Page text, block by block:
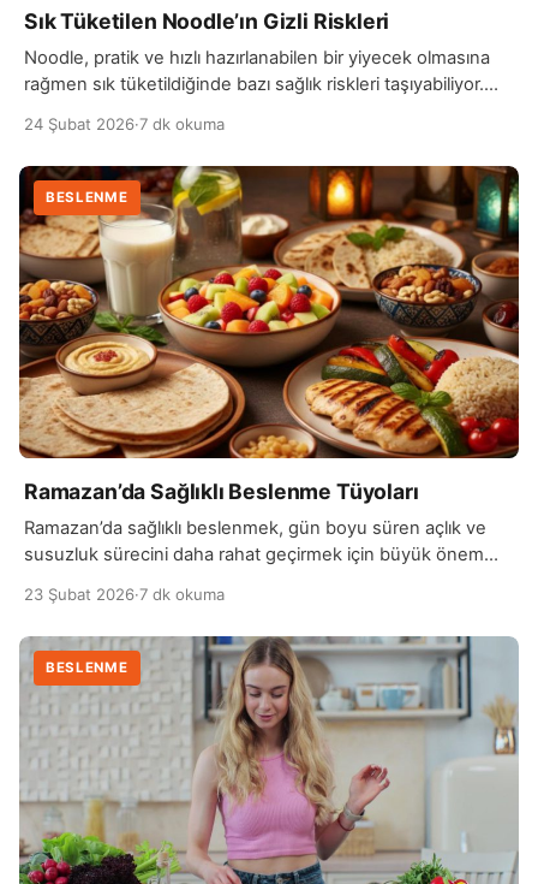
Sık Tüketilen Noodle’ın Gizli Riskleri
Noodle, pratik ve hızlı hazırlanabilen bir yiyecek olmasına
rağmen sık tüketildiğinde bazı sağlık riskleri taşıyabiliyor.
tuz ve doymuş yağ içerir. Aşırı tuz tüketimi, özellikle
hipertansiyon ve kalp hastalığı riski taşıyan kişilerde kan
basıncının yükselmesine neden olabilir. Doymuş yağlar ise
uzun vadede kolesterol seviyelerini artırabilir ve
kardiyovasküler hastalık riskini […]
24 Şubat 2026·7 dk okuma
BESLENME
Ramazan’da Sağlıklı Beslenme Tüyoları
Ramazan’da sağlıklı beslenmek, gün boyu süren açlık ve
susuzluk sürecini daha rahat geçirmek için büyük önem
iftara hafif bir başlangıç yapmak faydalıdır. Hurma ve su ile
orucu açtıktan sonra çorba gibi hafif yiyeceklerle devam
etmek, ardından dengeli bir ana öğün tercih etmek sindirim
sistemini destekler. Aşırı yağlı […]
23 Şubat 2026·7 dk okuma
BESLENME